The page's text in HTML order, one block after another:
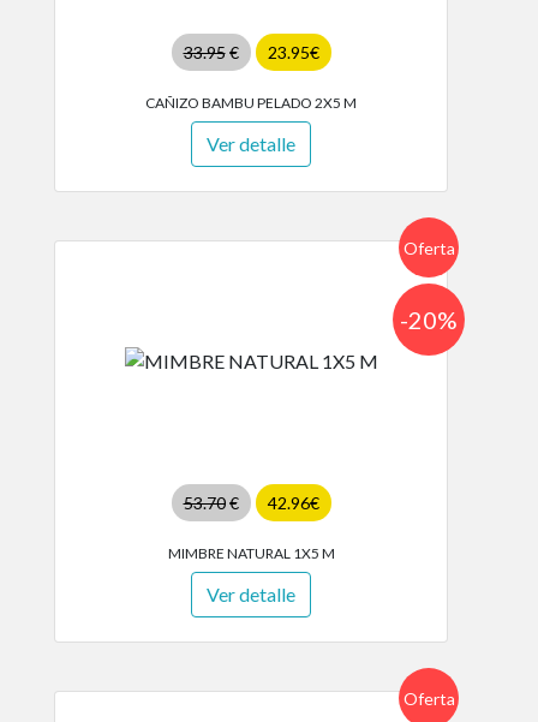
33.95€ 23.95€
CAÑIZO BAMBU PELADO 2X5 M
Ver detalle
Oferta
53.70€ 42.96€
-20%
MIMBRE NATURAL 1X5 M
Ver detalle
Oferta